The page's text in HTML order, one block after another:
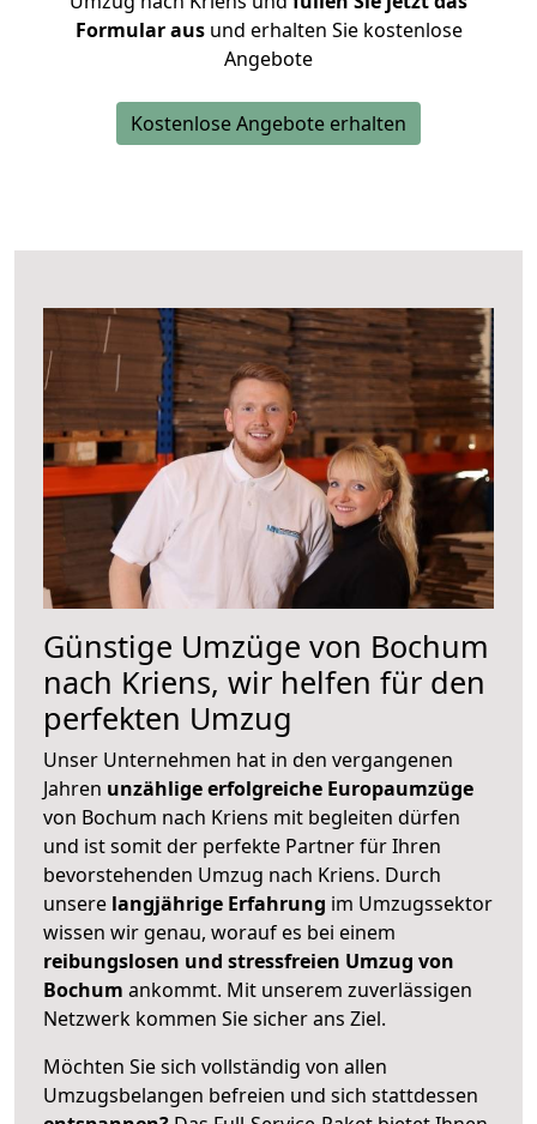
Formular ausund erhalten Sie kostenlose
Angebote
Kostenlose Angebote erhalten
Günstige Umzüge von Bochum
nach Kriens, wir helfen für den
perfekten Umzug
Unser Unternehmen hat in den vergangenen
Jahren unzählige erfolgreiche Europaumzüge
von Bochum nach Kriens mit begleiten dürfen
und ist somit der perfekte Partner für Ihren
bevorstehenden Umzug nach Kriens. Durch
unsere langjährige Erfahrung im Umzugssektor
wissen wir genau, worauf es bei einem
reibungslosen und stressfreien Umzug von
Bochum ankommt. Mit unserem zuverlässigen
Netzwerk kommen Sie sicher ans Ziel.
Möchten Sie sich vollständig von allen
Umzugsbelangen befreien und sich stattdessen